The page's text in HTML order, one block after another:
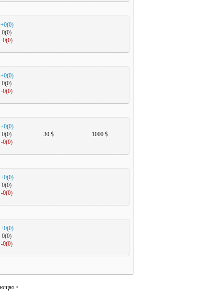
+0(0)
0(0)
-0(0)
+0(0)
0(0)
-0(0)
1000 $
30 $
+0(0)
0(0)
-0(0)
+0(0)
0(0)
-0(0)
+0(0)
0(0)
-0(0)
>